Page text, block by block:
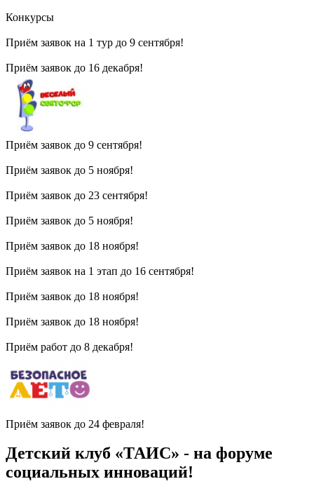
Конкурсы
Приём заявок на 1 тур до 9 сентября!
Приём заявок до 16 декабря!
Приём заявок до 9 сентября!
Приём заявок до 5 ноября!
Приём заявок до 23 сентября!
Приём заявок до 5 ноября!
Приём заявок до 18 ноября!
Приём заявок на 1 этап до 16 сентября!
Приём заявок до 18 ноября!
Приём заявок до 18 ноября!
Приём работ до 8 декабря!
Приём заявок до 24 февраля!
Детский клуб «ТАИС» - на форуме
социальных инноваций!